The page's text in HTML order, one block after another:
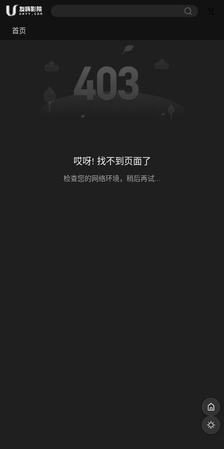
首页
哎呀! 找不到页面了
检查您的网络环境，稍后再试...